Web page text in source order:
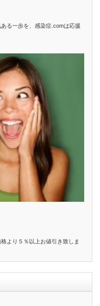
る一歩を、感染症.comは応援
より５％以上お値引き致しま